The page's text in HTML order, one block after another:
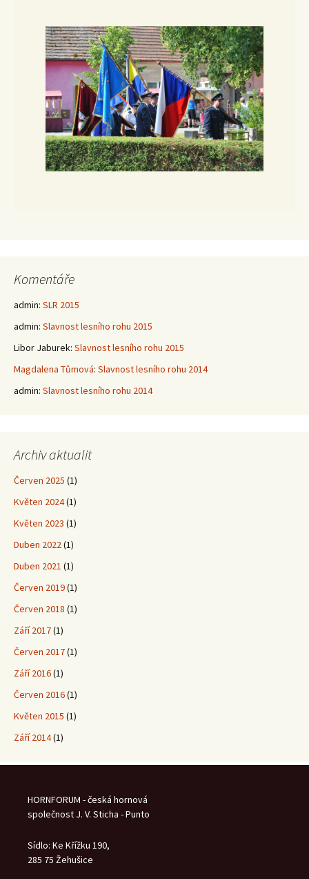
Komentáře
admin: SLR 2015
admin: Slavnost lesního rohu 2015
Libor Jaburek: Slavnost lesního rohu 2015
Magdalena Tůmová: Slavnost lesního rohu 2014
admin: Slavnost lesního rohu 2014
Archiv aktualit
Červen 2025 (1)
Květen 2024(1)
Květen 2023 (1)
Duben 2022(1)
Duben 2021 (1)
Červen 2019(1)
Červen 2018 (1)
Září 2017(1)
Červen 2017(1)
Září 2016(1)
Červen 2016(1)
Květen 2015 (1)
Září 2014(1)
HORNFORUM - česká hornová
společnost J. V. Sticha - Punto
Sídlo: Ke Křížku 190,
285 75 Žehušice